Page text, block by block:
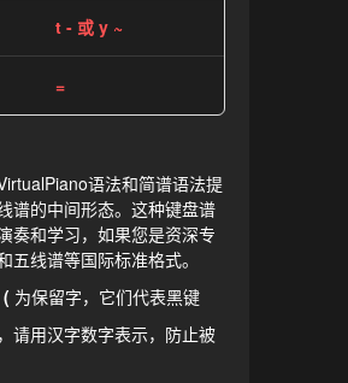
t - 或 y ~
=
语法和简谱语法提
谱的中间形态。这种键盘谱
奏和学习，如果您是资深专
五线谱等国际标准格式。
为保留字，它们代表黑键
请用汉字数字表示，防止被